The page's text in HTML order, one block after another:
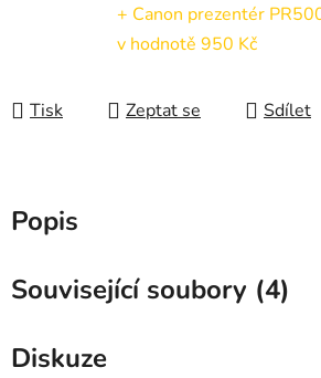
+ Canon prezentér
v hodnotě 950 Kč
Tisk Zeptat se Sdílet
Popis
Související soubory (4)
Diskuze